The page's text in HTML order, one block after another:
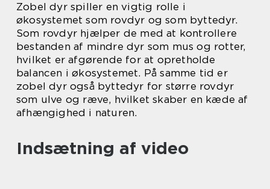
Zobel dyr spiller en vigtig rolle i
økosystemet som rovdyr og som byttedyr.
Som rovdyr hjælper de med at kontrollere
bestanden af mindre dyr som mus og rotter,
hvilket er afgørende for at opretholde
balancen i økosystemet. På samme tid er
zobel dyr også byttedyr for større rovdyr
som ulve og ræve, hvilket skaber en kæde af
afhængighed i naturen.
Indsætning af video